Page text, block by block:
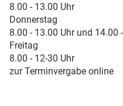
8.00 - 13.00 Uhr
Donnerstag
8.00 - 13.00 Uhr und 14.00
Freitag
8.00 - 12-30 Uhr
zur Terminvergabe online